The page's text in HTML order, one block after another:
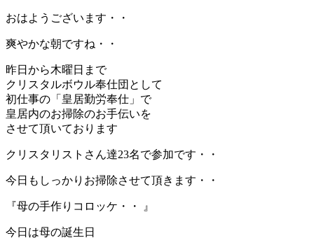
おはようございます・・
爽やかな朝ですね・・
昨日から木曜日まで
クリスタルボウル奉仕団として
初仕事の「皇居勤労奉仕」で
皇居内のお掃除のお手伝いを
させて頂いております
クリスタリストさん達23名で参加です・・
今日もしっかりお掃除させて頂きます・・
『母の手作りコロッケ・・ 』
今日は母の誕生日